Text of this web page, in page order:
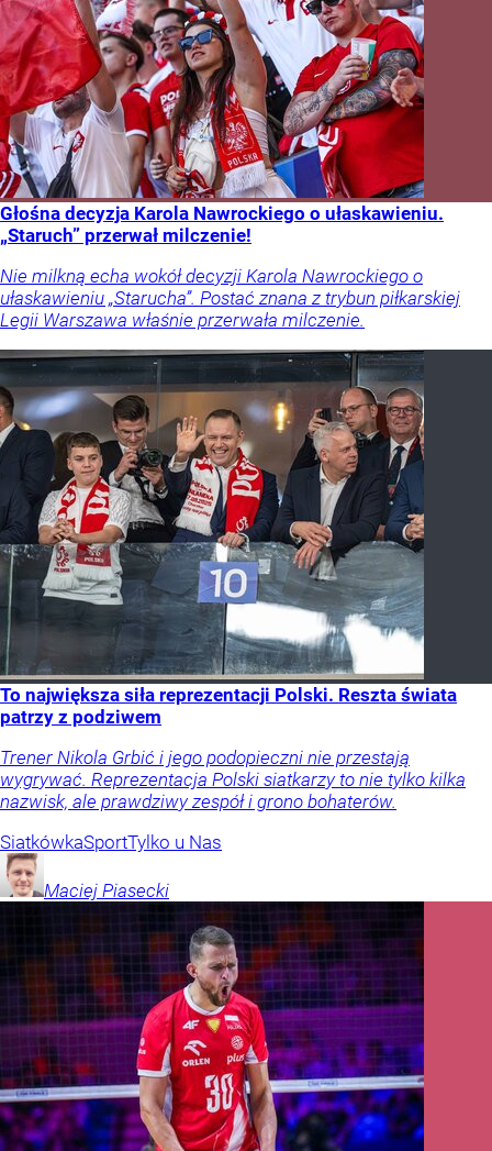
Głośna decyzja Karola Nawrockiego o ułaskawieniu.
„Staruch” przerwał milczenie!
Nie milkną echa wokół decyzji Karola Nawrockiego o
ułaskawieniu „Starucha”. Postać znana z trybun piłkarskiej
Legii Warszawa właśnie przerwała milczenie.
To największa siła reprezentacji Polski. Reszta świata
patrzy z podziwem
Trener Nikola Grbić i jego podopieczni nie przestają
wygrywać. Reprezentacja Polski siatkarzy to nie tylko kilka
nazwisk, ale prawdziwy zespół i grono bohaterów.
SiatkówkaSportTylko u Nas
Maciej Piasecki